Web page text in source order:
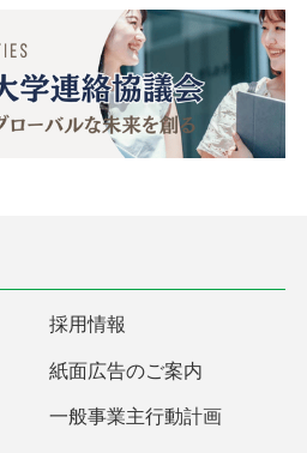
採用情報
紙面広告のご案内
一般事業主行動計画